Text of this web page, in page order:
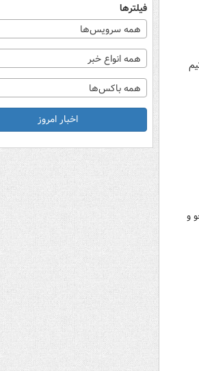
و
فیلترها
همه سرویس‌ها
همه انواع خبر
همه باکس‌ها
اخبار امروز